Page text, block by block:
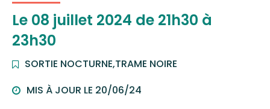
Le 08 juillet 2024 de 21h30 à
23h30
SORTIE NOCTURNE,TRAME NOIRE
MIS À JOUR LE 20/06/24